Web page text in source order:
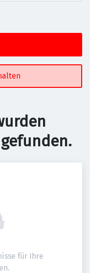
für Ihre